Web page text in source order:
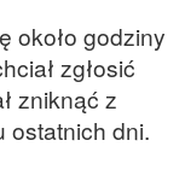
około godziny
zgłosić
zniknąć z
ostatnich dni.